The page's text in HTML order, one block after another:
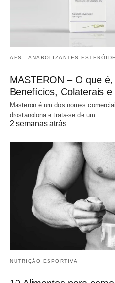
AES - ANABOLIZANTES
MASTERON – O que
Benefícios, Colaterais
Masteron é um dos nomes
drostanolona e trata-se de um…
2 semanas atrás
NUTRIÇÃO ESPORTIVA